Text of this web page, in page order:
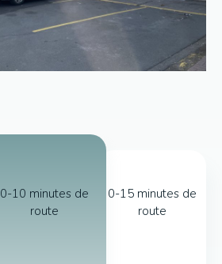
0-10 minutes de
route
0-15 minutes de
route